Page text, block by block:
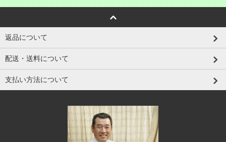
返品について
配送・送料について
支払い方法について